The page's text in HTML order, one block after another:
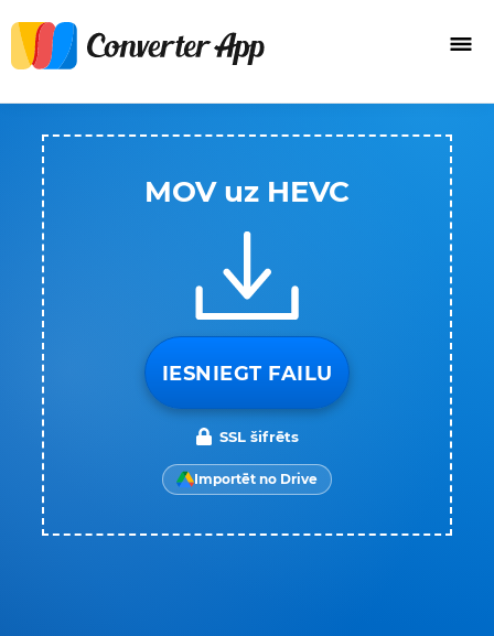
MOV uz HEVC
IESNIEGT FAILU
SSL šifrēts
Importēt no Drive